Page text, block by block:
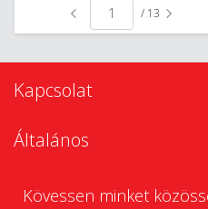
/ 13
Kapcsolat
Általános
Kövessen minket